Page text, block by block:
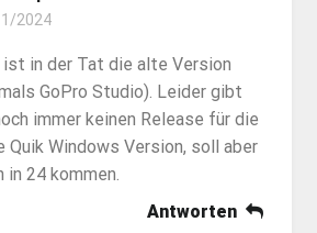
2024
ist in der Tat die alte Version
GoPro Studio). Leider gibt
immer keinen Release für die
Quik Windows Version, soll aber
in 24 kommen.
Antworten